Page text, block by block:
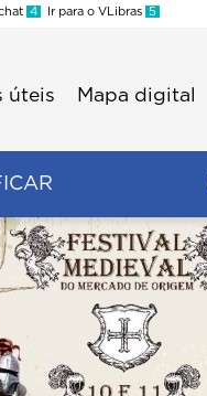
4 Ir para o VLibras 5
úteis Mapa digital